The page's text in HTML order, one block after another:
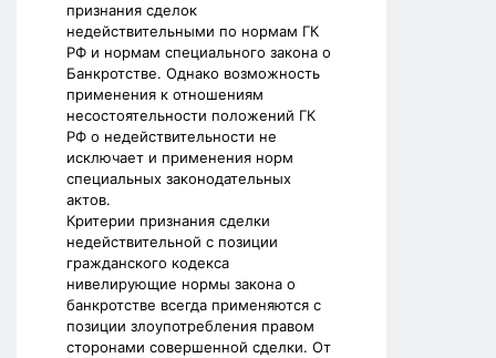
признания сделок
недействительными по нормам ГК
РФ и нормам специального закона о
Банкротстве. Однако возможность
применения к отношениям
несостоятельности положений ГК
РФ о недействительности не
исключает и применения норм
специальных законодательных
актов.
Критерии признания сделки
недействительной с позиции
гражданского кодекса
нивелирующие нормы закона о
банкротстве всегда применяются с
позиции злоупотребления правом
сторонами совершенной сделки. От